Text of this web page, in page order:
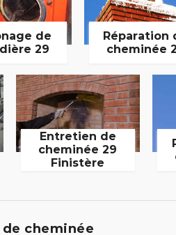
de
29
Réparation
cheminée
Entretien de
cheminée 29
Finistère
cheminée